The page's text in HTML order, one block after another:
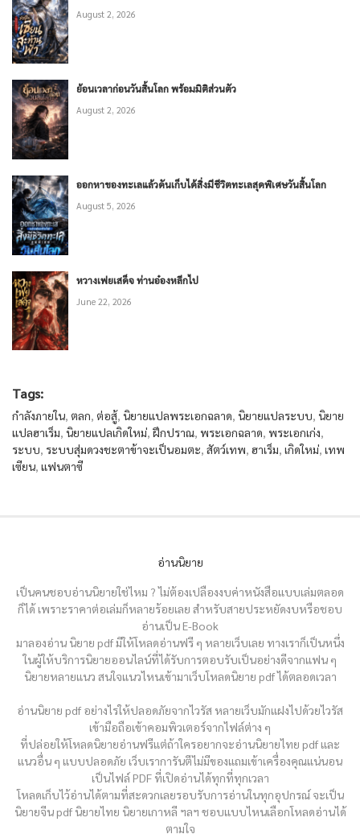
August 2, 2026
ย้อนเวลาก่อนวันสิ้นโลก พร้อมมิติส่วนตัว
August 2, 2026
ออกหาของทะเลแล้วดันเก็บได้สิ่งมีชีวิตทะเลสุดพิเศษวันสิ้นโลก
August 5, 2026
หวางเฟยเสด็จ ท่านอ๋องหลีกไป
June 22, 2026
Tags:
กำลังภายใน, ตลก, ต่อสู้, นิยายแปลพระเอกฉลาด, นิยายแปลระบบ, นิยาย
แปลฮาเร็ม, นิยายแปลเกิดใหม่, ฝึกปราณ, พระเอกฉลาด, พระเอกเก่ง,
ระบบ, ระบบสุ่มดวงชะตาข้าจะเป็นอมตะ, สัตว์เทพ, ฮาเร็ม, เกิดใหม่, เทพ
เซียน, แฟนตาซี
อ่านนิยาย
เป็นคนชอบอ่านนิยายใช่ไหม ? ไม่ต้องเปลืองงบค่าหนังสือแบบเล่มตลอด
ก็ได้ เพราะราคาต่อเล่มก็หลายร้อยเลย สำหรับสายประหยัดงบหรือชอบ
อ่านเป็น E-Book
มาลองอ่าน นิยาย pdf มีให้โหลดอ่านฟรี ๆ หลายเว็บเลย ทางเราก็เป็นหนึ่ง
ในผู้ให้บริการนิยายออนไลน์ที่ได้รับการตอบรับเป็นอย่างดีจากแฟน ๆ
นิยายหลายแนว สนใจแนวไหนเข้ามาเว็บโหลดนิยาย pdf ได้ตลอดเวลา
อ่านนิยาย pdf อย่างไรให้ปลอดภัยจากไวรัส หลายเว็บมักแฝงไปด้วยไวรัส
เข้ามือถือเข้าคอมพิวเตอร์จากไฟล์ต่าง ๆ
ที่ปล่อยให้โหลดนิยายอ่านฟรีแต่ถ้าใครอยากจะอ่านนิยายไทย pdf และ
แนวอื่น ๆ แบบปลอดภัย เว็บเราการันตีไม่มีของแถมเข้าเครื่องคุณแน่นอน
เป็นไฟล์ PDF ที่เปิดอ่านได้ทุกที่ทุกเวลา
โหลดเก็บไว้อ่านได้ตามที่สะดวกเลยรอบรับการอ่านในทุกอุปกรณ์ จะเป็น
นิยายจีน pdf นิยายไทย นิยายเกาหลี ฯลฯ ชอบแบบไหนเลือกโหลดอ่านได้
ตามใจ